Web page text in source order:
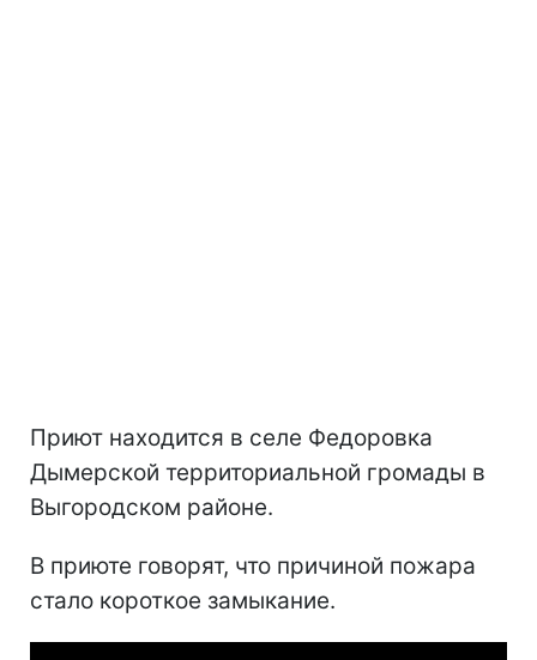
Приют находится в селе Федоровка
Дымерской территориальной громады в
Выгородском районе.
В приюте говорят, что причиной пожара
стало короткое замыкание.